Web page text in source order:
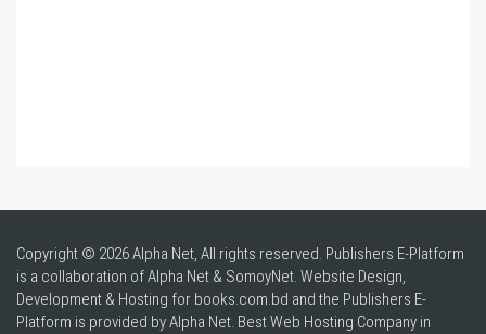
Copyright © 2026 Alpha Net, All rights reserved. Publishers E-Platform
is a collaboration of Alpha Net & SomoyNet. Website Design,
Development & Hosting for books.com.bd and the Publishers E-
Platform is provided by Alpha Net. BestWeb Hosting Company in